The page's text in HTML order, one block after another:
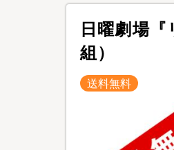
日曜劇場
組）
送料無料